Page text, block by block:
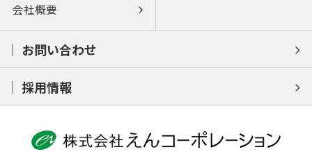
会社概要
お問い合わせ
採用情報